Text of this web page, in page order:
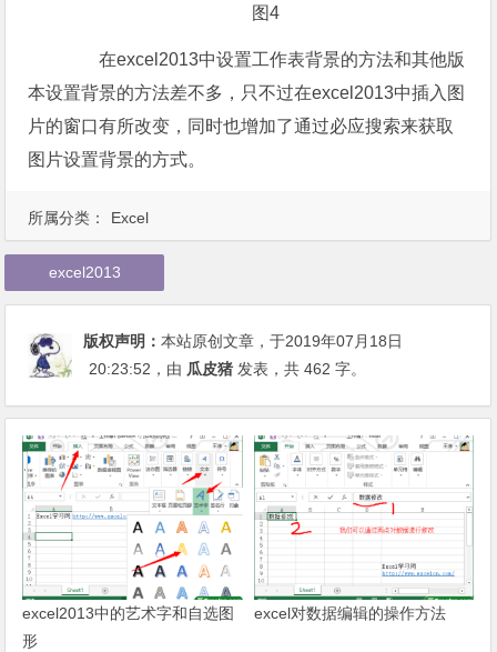
图4
在excel2013中设置工作表背景的方法和其他版
本设置背景的方法差不多，只不过在excel2013中插入图
片的窗口有所改变，同时也增加了通过必应搜索来获取
图片设置背景的方式。
所属分类： Excel
excel2013
版权声明：本站原创文章，于2019年07月18日
20:23:52 ，由 瓜皮猪 发表，共 462 字。
excel2013中的艺术字和自选图
形
excel对数据编辑的操作方法